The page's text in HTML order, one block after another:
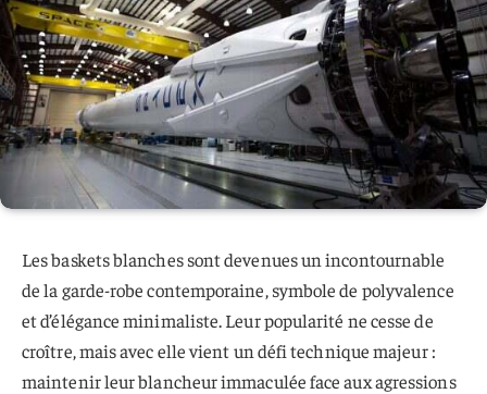
Les baskets blanches sont devenues un incontournable
de la garde-robe contemporaine, symbole de polyvalence
et d’élégance minimaliste. Leur popularité ne cesse de
croître, mais avec elle vient un défi technique majeur :
maintenir leur blancheur immaculée face aux agressions